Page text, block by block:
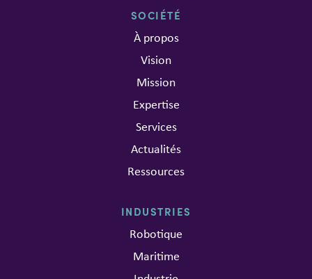
SOCIÉTÉ
À propos
Vision
Mission
Expertise
Services
Actualités
Ressources
INDUSTRIES
Robotique
Maritime